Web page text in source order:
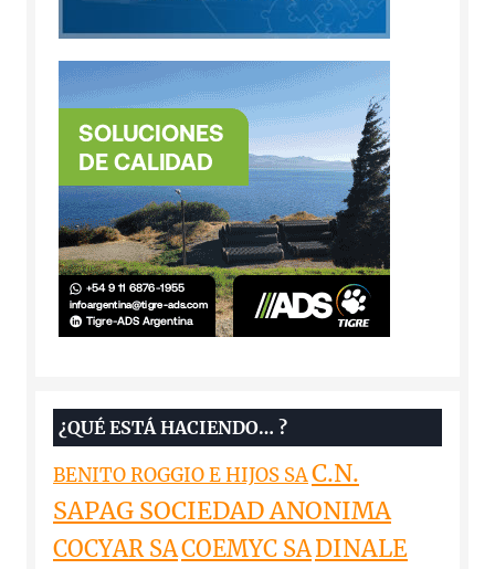
¿QUÉ ESTÁ HACIENDO… ?
BENITO ROGGIO E HIJOS SAC.N.
SAPAG SOCIEDAD ANONIMA
COCYAR SACOEMYC SADINALE